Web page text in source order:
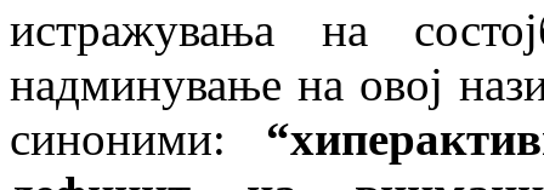
истражувања на
надминување на овој
синоними: “